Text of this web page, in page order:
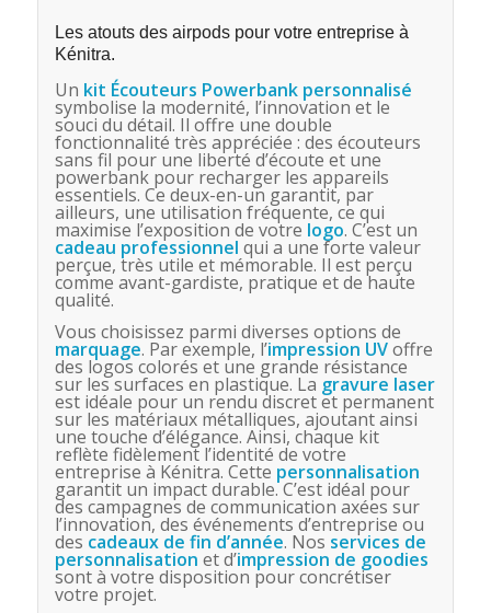
Les atouts des airpods pour votre entreprise à
Kénitra.
Un kit Écouteurs Powerbank personnalisé
symbolise la modernité, l’innovation et le
souci du détail. Il offre une double
fonctionnalité très appréciée : des écouteurs
sans fil pour une liberté d’écoute et une
powerbank pour recharger les appareils
essentiels. Ce deux-en-un garantit, par
ailleurs, une utilisation fréquente, ce qui
maximise l’exposition de votre logo. C’est un
cadeau professionnel qui a une forte valeur
perçue, très utile et mémorable. Il est perçu
comme avant-gardiste, pratique et de haute
qualité.
Vous choisissez parmi diverses options de
marquage. Par exemple, l’impression UVoffre
des logos colorés et une grande résistance
sur les surfaces en plastique. La gravure laser
est idéale pour un rendu discret et permanent
sur les matériaux métalliques, ajoutant ainsi
une touche d’élégance. Ainsi, chaque kit
reflète fidèlement l’identité de votre
entreprise à Kénitra. Cette personnalisation
garantit un impact durable. C’est idéal pour
des campagnes de communication axées sur
l’innovation, des événements d’entreprise ou
des cadeaux de fin d’année. Nos services de
personnalisation et d’impression de goodies
sont à votre disposition pour concrétiser
votre projet.